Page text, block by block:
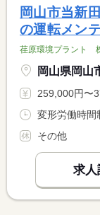
岡山市当新
の運転メン
荏原環境プラント
岡山県岡山
259,000円〜378,000円 ※フ
その他
求人